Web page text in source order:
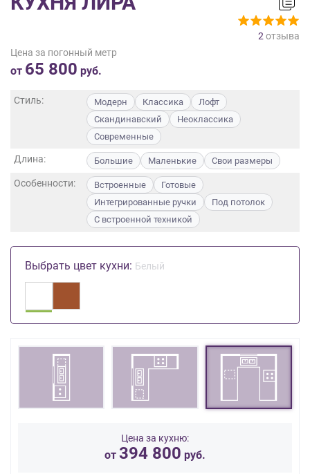
2 отзыва
Цена за погонный метр
от 65 800 руб.
Стиль: Модерн Классика
Лофт
Скандинавский
Неоклассика
Современные
Длина: Большие Маленькие Свои размеры
Особенности: Встроенные
Готовые
Интегрированные ручки
Под потолок
С встроенной техникой
Выбрать цвет кухни: Белый
Цена за кухню:
от 394 800 руб.
данных ,
Согласие
данных
программами
Политики
обработки
данных.